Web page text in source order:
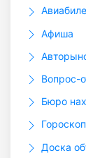
Афиша
Вопрос-
Бюро
Гороскоп
Доска